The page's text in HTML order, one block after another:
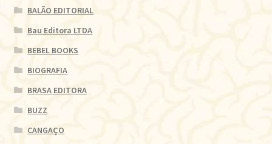
BALÃO EDITORIAL
Bau Editora LTDA
BEBEL BOOKS
BIOGRAFIA
BRASA EDITORA
BUZZ
CANGAÇO